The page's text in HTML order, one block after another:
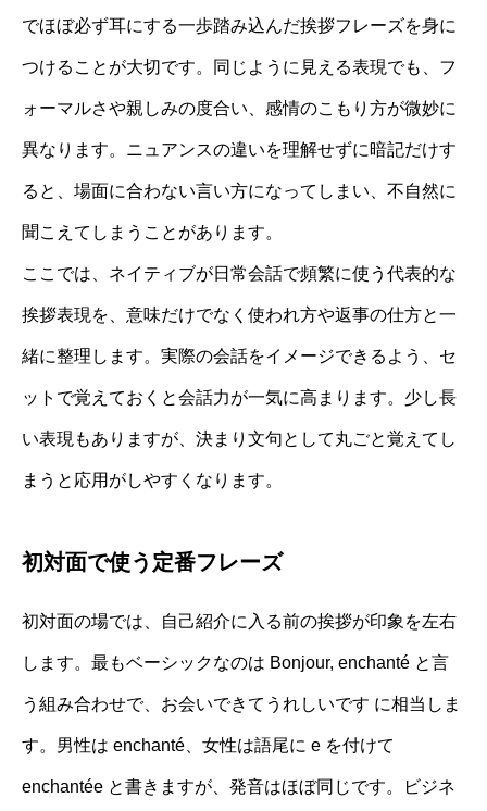
でほぼ必ず耳にする一歩踏み込んだ挨拶フレーズを身に
つけることが大切です。同じように見える表現でも、フ
ォーマルさや親しみの度合い、感情のこもり方が微妙に
異なります。ニュアンスの違いを理解せずに暗記だけす
ると、場面に合わない言い方になってしまい、不自然に
聞こえてしまうことがあります。
ここでは、ネイティブが日常会話で頻繁に使う代表的な
挨拶表現を、意味だけでなく使われ方や返事の仕方と一
緒に整理します。実際の会話をイメージできるよう、セ
ットで覚えておくと会話力が一気に高まります。少し長
い表現もありますが、決まり文句として丸ごと覚えてし
まうと応用がしやすくなります。
初対面で使う定番フレーズ
初対面の場では、自己紹介に入る前の挨拶が印象を左右
します。最もベーシックなのは Bonjour, enchanté と言
う組み合わせで、お会いできてうれしいです に相当しま
す。男性は enchanté、女性は語尾に e を付けて
enchantée と書きますが、発音はほぼ同じです。ビジネ